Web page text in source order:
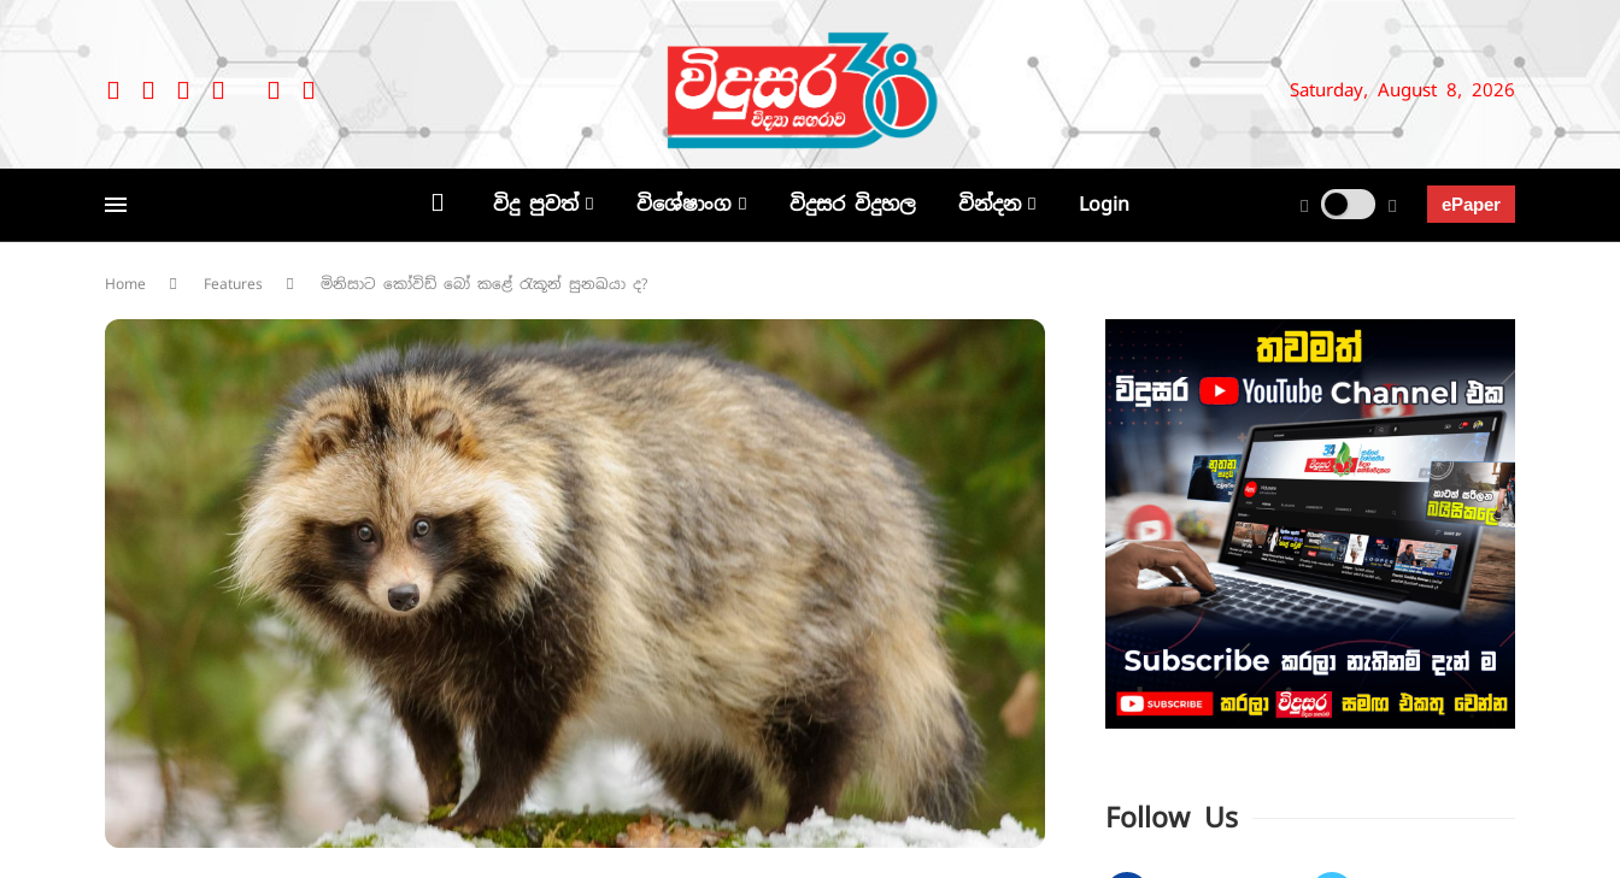
Saturday, August 8, 2026
විදු පුවත් විශේෂාංග විදුසර විදුහල වින්දන Login ePaper
Home Features මිනිසාට කෝවිඩ් බෝ කළේ රැකූන් සුනඛයා ද?
Follow Us